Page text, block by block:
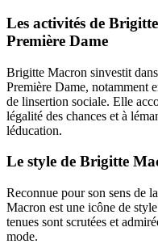
Les activités de
Première Dame
Brigitte Macron sinvestit
Première Dame, notamment
de linsertion sociale. Elle
légalité des chances et à
léducation.
Le style de Brigitte
Reconnue pour son sens de
Macron est une icône de
tenues sont scrutées et
mode.